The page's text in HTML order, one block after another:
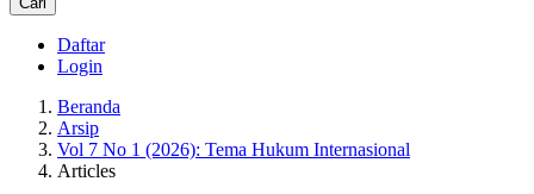
Daftar
Login
Beranda
Arsip
Vol 7 No 1 (2026): Tema Hukum Internasional
Articles